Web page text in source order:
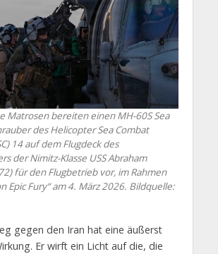
Matrosen bereiten einen MH-60S Sea
des Helicopter Sea Combat
14 auf dem Flugdeck des
der Nimitz-Klasse USS Abraham
für den Flugbetrieb vor, im Rahmen
Epic Fury“ am 4. März 2026. Bildquelle:
gegen den Iran hat eine äußerst
Er wirft ein Licht auf die, die